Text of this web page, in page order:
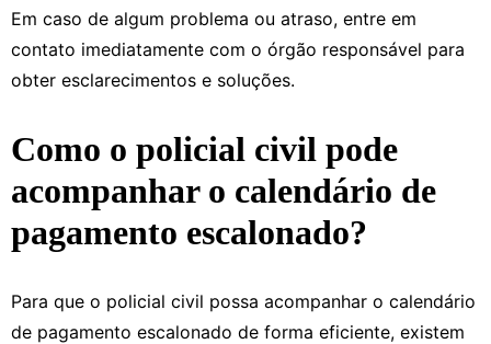
Em caso de algum problema ou atraso, entre em
contato imediatamente com o órgão responsável para
obter esclarecimentos e soluções.
Como o policial civil pode
acompanhar o calendário de
pagamento escalonado?
Para que o policial civil possa acompanhar o calendário
de pagamento escalonado de forma eficiente, existem